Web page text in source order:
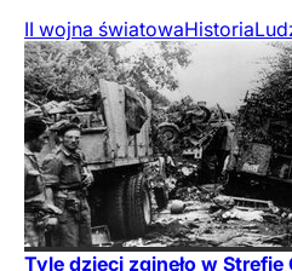
II wojna światowaHistoria
Tyle dzieci zginęło w